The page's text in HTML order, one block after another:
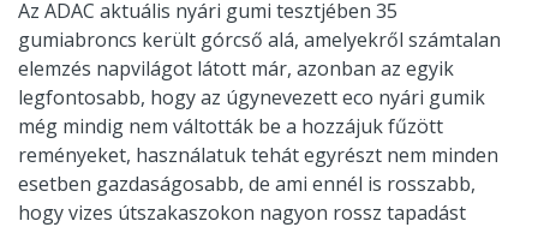
Az ADAC aktuális nyári gumi tesztjében 35
gumiabroncs került górcső alá, amelyekről számtalan
elemzés napvilágot látott már, azonban az egyik
legfontosabb, hogy az úgynevezett eco nyári gumik
még mindig nem váltották be a hozzájuk fűzött
reményeket, használatuk tehát egyrészt nem minden
esetben gazdaságosabb, de ami ennél is rosszabb,
hogy vizes útszakaszokon nagyon rossz tapadást